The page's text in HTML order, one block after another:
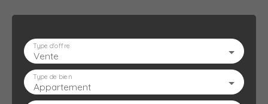
ACCUEIL ESTIMATION
Vente
Type d'offre
Appartement
Type de bien